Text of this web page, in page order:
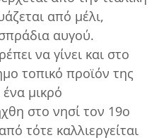
από μέλι,
αυγού.
να γίνει και στο
τοπικό προϊόν της
μικρό
στο νησί τον 19ο
τότε καλλιεργείται